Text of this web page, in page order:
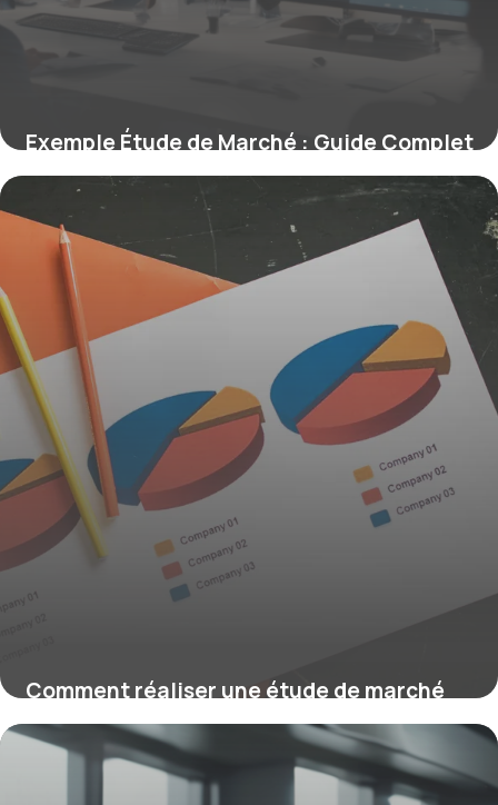
Exemple Étude de Marché : Guide Complet
2026
27 avril 2026
Comment réaliser une étude de marché
efficace en 2026 pour optimiser votre
stratégie